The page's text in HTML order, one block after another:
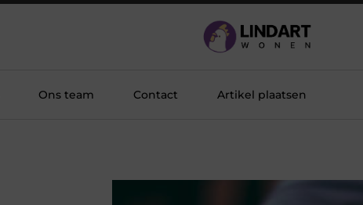
Ons team Contact Artikel plaatsen